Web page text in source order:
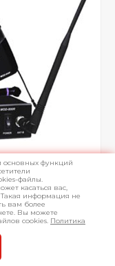
основных функций
файлы.
касаться вас,
информация не
вам более
Вы можете
cookies. Политика